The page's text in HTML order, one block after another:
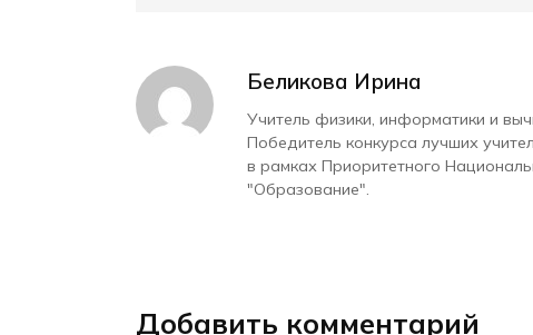
Беликова Ирина
Учитель физики, информатики и
Победитель конкурса лучших
в рамках Приоритетного
"Образование".
Добавить комментарий